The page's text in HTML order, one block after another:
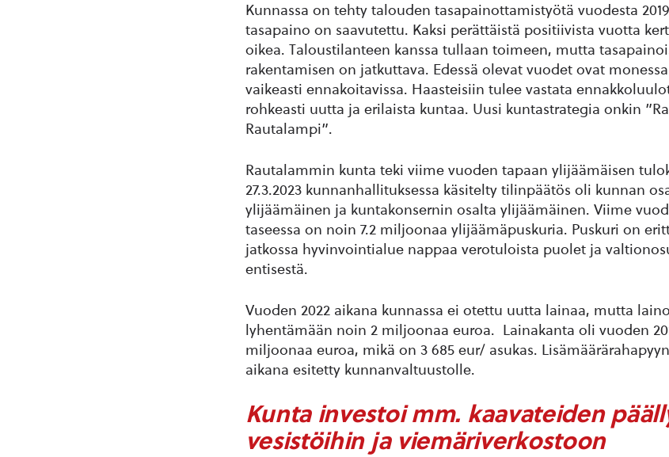
Kunnassa on tehty talouden tasapainottamistyötä vuodesta
tasapaino on saavutettu. Kaksi perättäistä positiivista vuotta
oikea. Taloustilanteen kanssa tullaan toimeen, mutta
rakentamisen on jatkuttava. Edessä olevat vuodet ovat
vaikeasti ennakoitavissa. Haasteisiin tulee vastata
rohkeasti uutta ja erilaista kuntaa. Uusi kuntastrategia onkin
Rautalampi”.
Rautalammin kunta teki viime vuoden tapaan ylijäämäisen
27.3.2023 kunnanhallituksessa käsitelty tilinpäätös oli kunnan
ylijäämäinen ja kuntakonsernin osalta ylijäämäinen. Viime
taseessa on noin 7.2 miljoonaa ylijäämäpuskuria. Puskuri on
jatkossa hyvinvointialue nappaa verotuloista puolet ja
entisestä.
Vuoden 2022 aikana kunnassa ei otettu uutta lainaa, mutta
lyhentämään noin 2 miljoonaa euroa. Lainakanta oli vuoden
miljoonaa euroa, mikä on 3 685 eur/ asukas.
aikana esitetty kunnanvaltuustolle.
Kunta investoi mm. kaavateiden
vesistöihin ja viemäriverkostoon